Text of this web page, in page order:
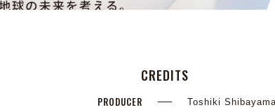
CREDITS
PRODUCER Toshiki